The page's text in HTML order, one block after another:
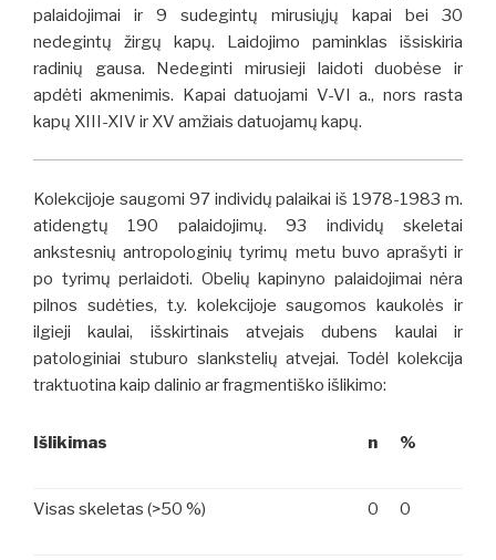
palaidojimai ir 9 sudegintų mirusiųjų kapai bei 30
nedegintų žirgų kapų. Laidojimo paminklas išsiskiria
radinių gausa. Nedeginti mirusieji laidoti duobėse ir
apdėti akmenimis. Kapai datuojami V-VI a., nors rasta
kapų XIII-XIV ir XV amžiais datuojamų kapų.
Kolekcijoje saugomi 97 individų palaikai iš 1978-1983 m.
atidengtų 190 palaidojimų. 93 individų skeletai
ankstesnių antropologinių tyrimų metu buvo aprašyti ir
po tyrimų perlaidoti. Obelių kapinyno palaidojimai nėra
pilnos sudėties, t.y. kolekcijoje saugomos kaukolės ir
ilgieji kaulai, išskirtinais atvejais dubens kaulai ir
patologiniai stuburo slankstelių atvejai. Todėl kolekcija
traktuotina kaip dalinio ar fragmentiško išlikimo:
Išlikimas n %
Visas skeletas (>50 %) 0 0